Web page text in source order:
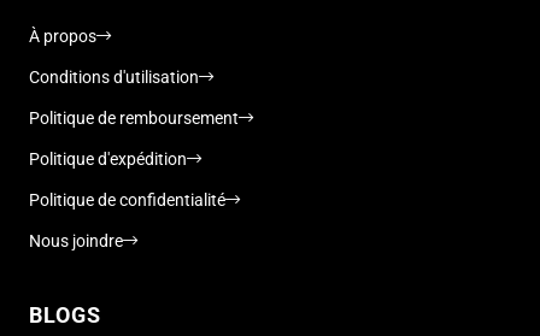
À propos
Conditions d'utilisation
Politique de remboursement
Politique d'expédition
Politique de confidentialité
Nous joindre
BLOGS